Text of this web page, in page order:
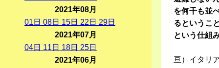
を何千も並
るというこ
という仕組
亘）イタリ
2021年08月
01 日 08日 15日 22 日 29日
2021年07月
04日 11 日 18日 25日
2021年06月